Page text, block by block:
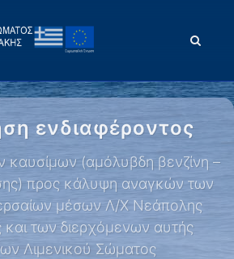
ενδιαφέροντος
καυσίμων (αμόλυβδη βενζίνη –
προς κάλυψη αναγκών των
μέσων Λ/Χ Νεάπολης
των διερχόμενων αυτής
Λιμενικού Σώματος